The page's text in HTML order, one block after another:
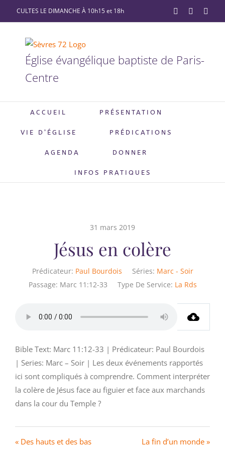
Passer
au
CULTES LE DIMANCHE À 10h15 et 18h YouTubeFacebook
Église évangélique baptiste de Paris-
Centre
ACCUEIL PRÉSENTATION
VIE D’ÉGLISE PRÉDICATIONS
AGENDA DONNER
INFOS PRATIQUES
31 mars 2019
Jésus en colère
Prédicateur: Paul Bourdois Séries: Marc - Soir
Passage: Marc 11:12-33 Type De Service: La Rds
Bible Text: Marc 11:12-33 | Prédicateur: Paul Bourdois
| Series: Marc – Soir | Les deux événements rapportés
ici sont compliqués à comprendre. Comment interpréter
la colère de Jésus face au figuier et face aux marchands
dans la cour du Temple ?
« Des hauts et des bas La fin d’un monde »